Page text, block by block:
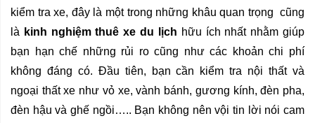
kiểm tra xe, đây là một trong những khâu quan trọng  cũng
là kinh nghiệm thuê xe du lịch hữu ích nhất nhằm giúp
bạn hạn chế những rủi ro cũng như các khoản chi phí
không đáng có. Đầu tiên, bạn cần kiểm tra nội thất và
ngoại thất xe như vỏ xe, vành bánh, gương kính, đèn pha,
đèn hậu và ghế ngồi….. Bạn không nên vội tin lời nói cam